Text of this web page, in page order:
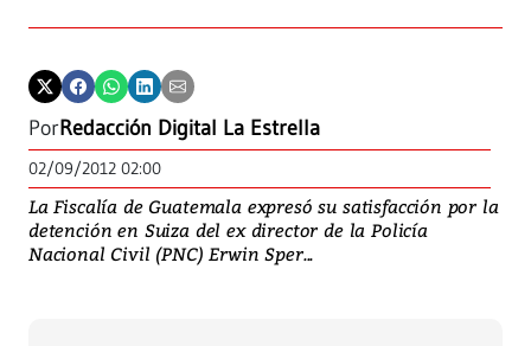
PorRedacción Digital La Estrella
02/09/2012 02:00
La Fiscalía de Guatemala expresó su satisfacción por la
detención en Suiza del ex director de la Policía
Nacional Civil (PNC) Erwin Sper...